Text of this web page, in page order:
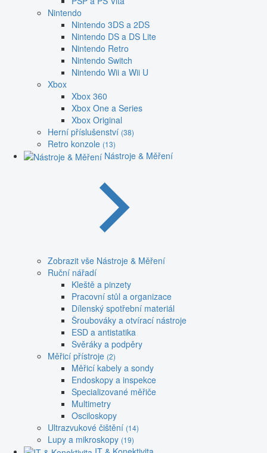
Nintendo
Nintendo 3DS a 2DS
Nintendo DS a DS Lite
Nintendo Retro
Nintendo Switch
Nintendo Wii a Wii U
Xbox
Xbox 360
Xbox One a Series
Xbox Original
Herní příslušenství (38)
Retro konzole (13)
Nástroje & Měření
Zobrazit vše Nástroje & Měření
Ruční nářadí
Kleště a pinzety
Pracovní stůl a organizace
Dílenský spotřební materiál
Šroubováky a otvírací nástroje
ESD a antistatika
Svěráky a podpěry
Měřicí přístroje (2)
Měřicí kabely a sondy
Endoskopy a inspekce
Specializované měřiče
Multimetry
Osciloskopy
Ultrazvukové čištění (14)
Lupy a mikroskopy (19)